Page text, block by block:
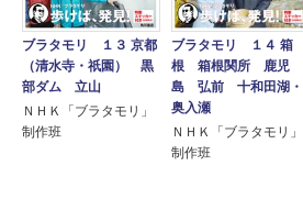
ブラタモリ １３ 京都
（清水寺・祇園） 黒
部ダム 立山
ＮＨＫ「ブラタモリ」
制作班
ブラタモリ １４ 箱
根 箱根関所 鹿児
島 弘前 十和田湖・
奥入瀬
ＮＨＫ「ブラタモリ」
制作班